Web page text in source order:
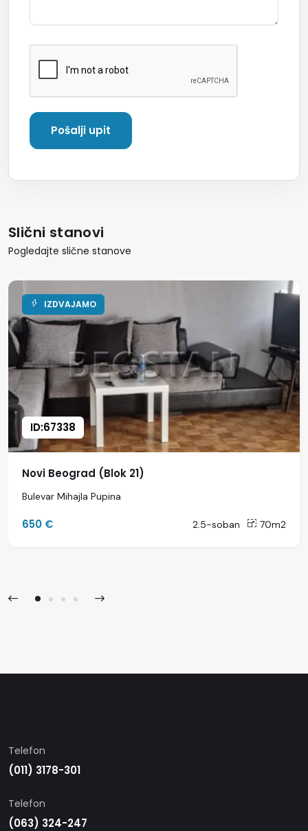
Slični stanovi
Pogledajte slične stanove
ID:67338
IZDVAJAMO
Novi Beograd (Blok 21)
Bulevar Mihajla Pupina
650 € 2.5-soban 70m2
Telefon
(011) 3178-301
Telefon
(063) 324-247